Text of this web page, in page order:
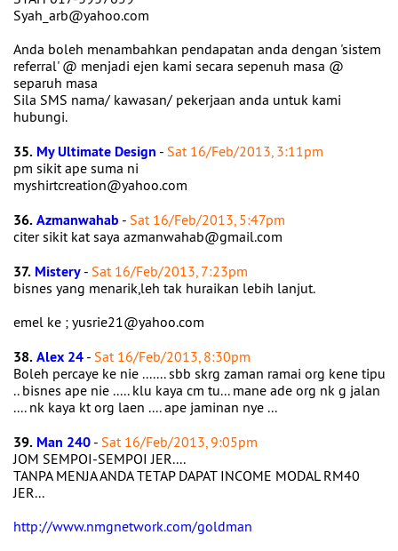
Syah_arb@yahoo.com
Anda boleh menambahkan pendapatan anda dengan 'sistem
referral' @ menjadi ejen kami secara sepenuh masa @
separuh masa
Sila SMS nama/ kawasan/ pekerjaan anda untuk kami
hubungi.
35. My Ultimate Design - Sat 16/Feb/2013, 3:11pm
pm sikit ape suma ni
myshirtcreation@yahoo.com
36.Azmanwahab - Sat 16/Feb/2013, 5:47pm
citer sikit kat saya azmanwahab@gmail.com
37. Mistery - Sat 16/Feb/2013, 7:23pm
bisnes yang menarik,leh tak huraikan lebih lanjut.
emel ke ; yusrie21@yahoo.com
38.Alex 24 - Sat 16/Feb/2013, 8:30pm
Boleh percaye ke nie ....... sbb skrg zaman ramai org kene tipu
.. bisnes ape nie ..... klu kaya cm tu... mane ade org nk g jalan
.... nk kaya kt org laen .... ape jaminan nye ...
39. Man 240 - Sat 16/Feb/2013, 9:05pm
JOM SEMPOI-SEMPOI JER....
TANPA MENJA ANDA TETAP DAPAT INCOME MODAL RM40
JER...
http://www.nmgnetwork.com/goldman